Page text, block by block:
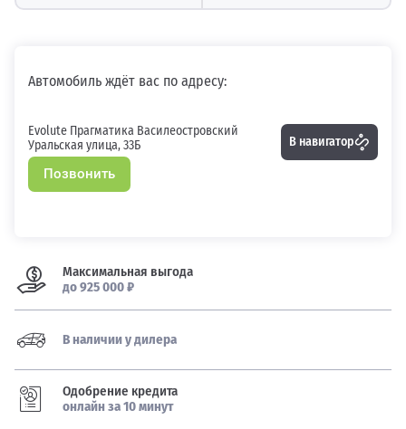
Автомобиль ждёт вас по адресу:
Evolute Прагматика Василеостровский
Уральская улица, 33Б
Позвонить
В навигатор
Максимальная выгода
до 925 000 ₽
В наличии у дилера
Одобрение кредита
онлайн за 10 минут